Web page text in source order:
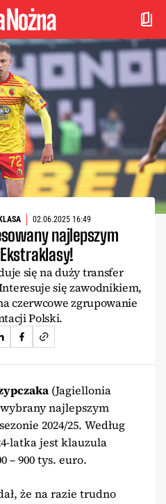
02.06.2025 16:49
najlepszym
się na duży transfer
się zawodnikiem,
czerwcowe zgrupowanie
Polski.
(Jagiellonia
najlepszym
2024/25. Według
latka jest klauzula
– 900 tys. euro.
że na razie trudno